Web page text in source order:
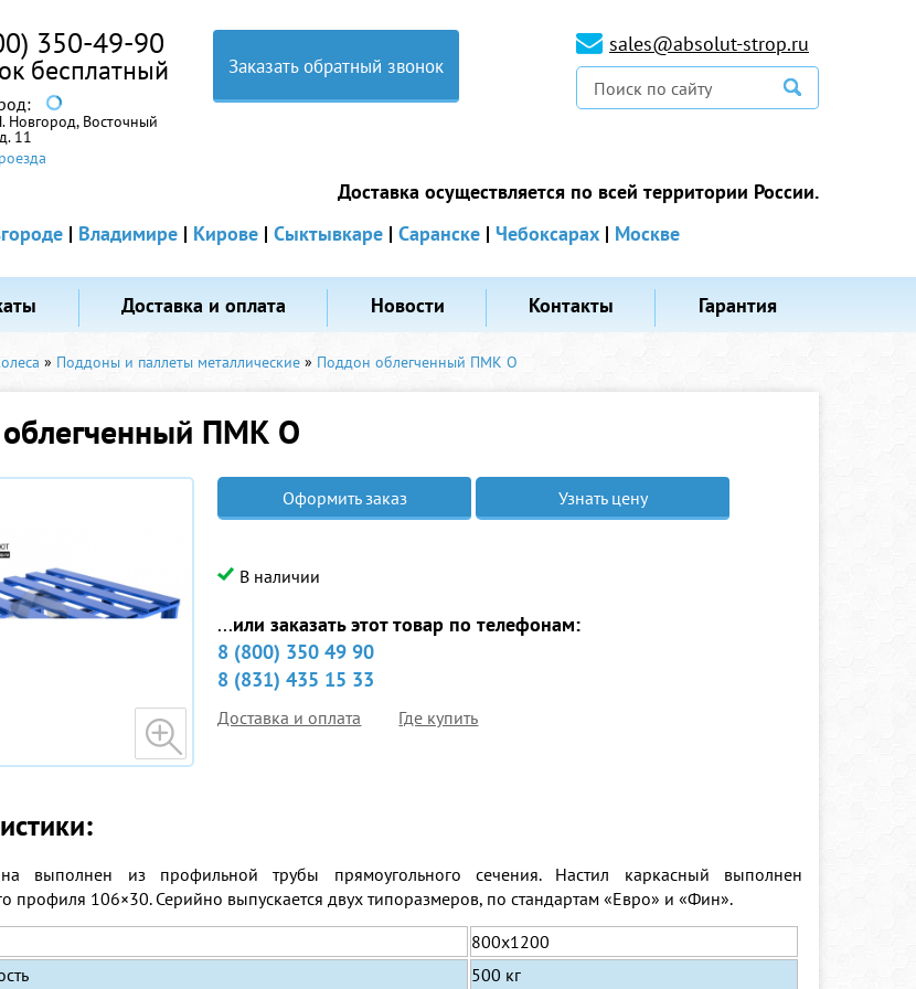
350-49-90
бесплатный
Новгород, Восточный
11
Заказать обратный звонок
sales@absolut-strop.ru
Доставка осуществляется по всей территории России.
| Владимире| Кирове| Сыктывкаре| Саранске| Чебоксарах| Москве
Доставка и оплата Новости Контакты Гарантия
» Поддоны и паллеты металлические » Поддон облегченный ПМК О
ПМК О
Оформить заказ Узнать цену
В наличии
...или заказать этот товар по телефонам:
8 (800) 350 49 90
8 (831) 435 15 33
Доставка и оплата Где купить
выполнен из профильной трубы прямоугольного сечения. Настил каркасный выполнен
профиля 106×30. Серийно выпускается двух типоразмеров, по стандартам «Евро» и «Фин».
800х1200
500 кг